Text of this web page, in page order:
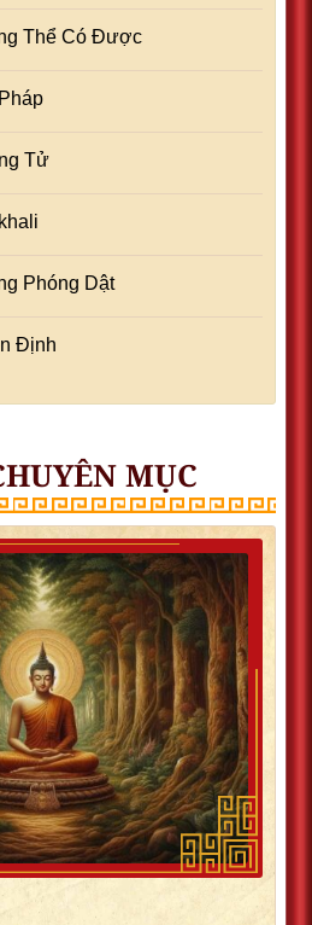
Thể Có Ðược
Tử
Phóng Dật
Ðịnh
MỤC